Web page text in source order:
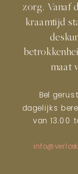
zorg. Vanaf
kraamtijd
maat
Bel
dagelijks
van 13.00